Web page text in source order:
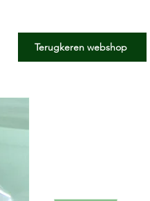
Terugkeren webshop